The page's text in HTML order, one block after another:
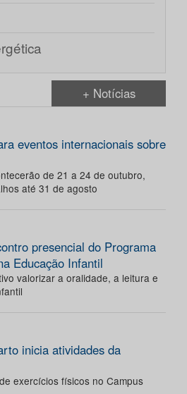
+ Notícias
eventos internacionais sobre
de 21 a 24 de outubro,
até 31 de agosto
presencial do Programa
Educação Infantil
valorizar a oralidade, a leitura e
inicia atividades da
exercícios físicos no Campus